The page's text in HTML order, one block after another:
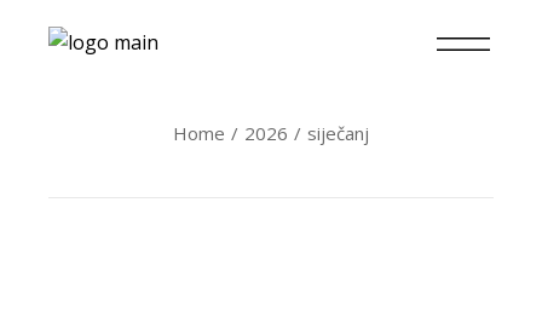
Home 2026 siječanj